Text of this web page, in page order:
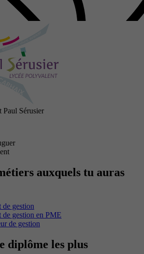
Paul Sérusier
auxquels tu auras
de gestion
de gestion en PME
de gestion
diplôme les plus